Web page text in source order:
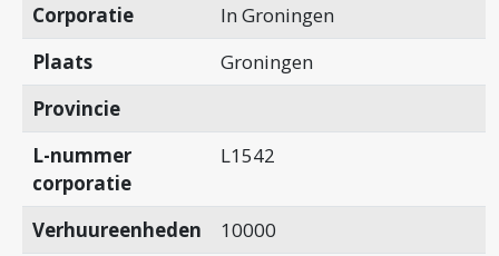
Corporatie
In Groningen
Plaats
Groningen
Provincie
L-nummer
corporatie
L1542
Verhuureenheden
10000